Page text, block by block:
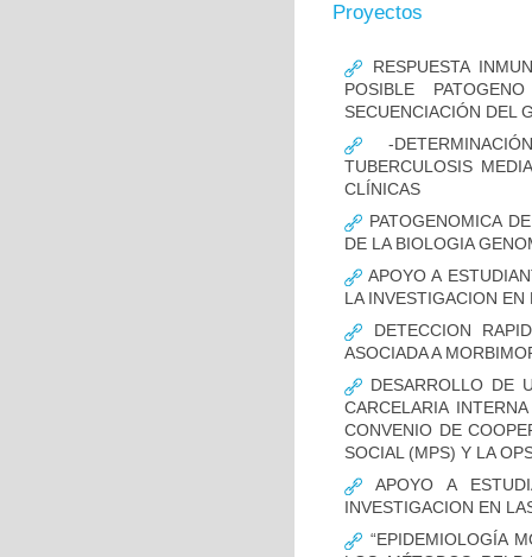
Proyectos
RESPUESTA
POSIBLE
SECUENCIACIÓN DEL
-
TUBERCULOSIS
CLÍNICAS
PATOGENOMICA
DE LA BIOLOGIA
APOYO A
LA INVESTIGACION EN
DETECCION
ASOCIADA A
DESARROLLO DE
CARCELARIA
CONVENIO DE
SOCIAL (MPS) Y LA
APOYO A
INVESTIGACION EN
“EPIDEMIOLOGÍA